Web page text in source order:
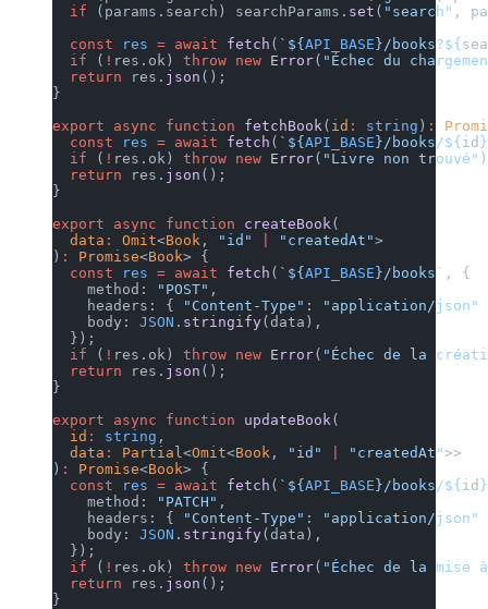
  if
(params.search) searchParams. set ( "search" ,
  const
res = await fetch ( `${ API_BASE }/books?${
  if
( ! res.ok) throw new Error( "Échec du
  return
res. json ();
}
export async function fetchBook ( id : string ) :
  const
res = await fetch ( `${ API_BASE }/books/${ id
  if
( ! res.ok) throw new Error( "Livre non trouvé"
  return
res. json ();
}
export async function createBook (
  data
: Omit<Book , "id" "createdAt">
) : Promise<Book> {
  const
res = await fetch ( `${ API_BASE }/books` , {
    method:
"POST" ,
    headers: {
"Content-Type" : "application/json"
    body:
JSON . stringify(data),
  });
  if
( ! res.ok) throw new Error( "Échec de la
  return
res. json ();
}
export async function updateBook (
  id
: string ,
  data
: Partial <Omit<Book , "id" "createdAt">>
) : Promise<Book> {
  const
res = await fetch ( `${ API_BASE }/books/${ id
    method:
"PATCH" ,
    headers: {
"Content-Type" : "application/json"
    body:
JSON . stringify(data),
  });
  if
( ! res.ok) throw new Error( "Échec de la
  return
res. json ();
}